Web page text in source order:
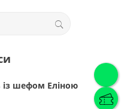
шефом Еліною